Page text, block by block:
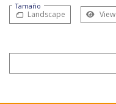
Tamaño
Landscape